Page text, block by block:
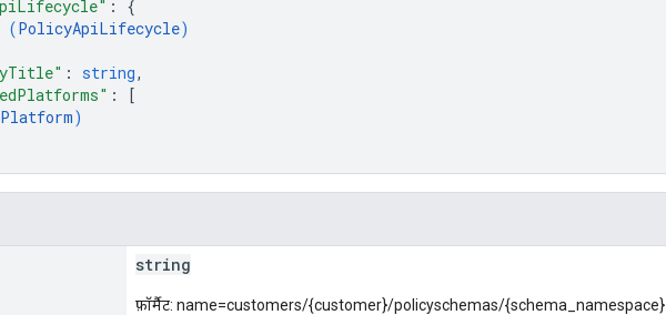
: {
(PolicyApiLifecycle)
: string,
:
[
Platform)
string
फ़ॉर्मैट: name=customers/{customer}/policyschemas/{schema_namespace}